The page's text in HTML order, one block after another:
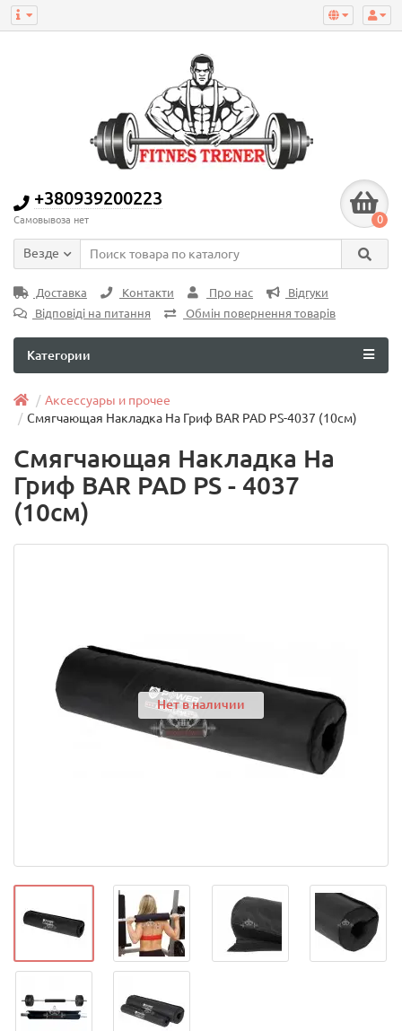
+380939200223
Самовывоза нет 0
Везде
Доставка Контакти Про нас
Відгуки
Відповіді на питання
Обмін повернення товарів
Категории
Аксессуары и прочее
Смягчающая Накладка На Гриф BAR PAD PS-4037 (10см)
Смягчающая Накладка На
Гриф BAR PAD PS - 4037
(10см)
Нет в наличии